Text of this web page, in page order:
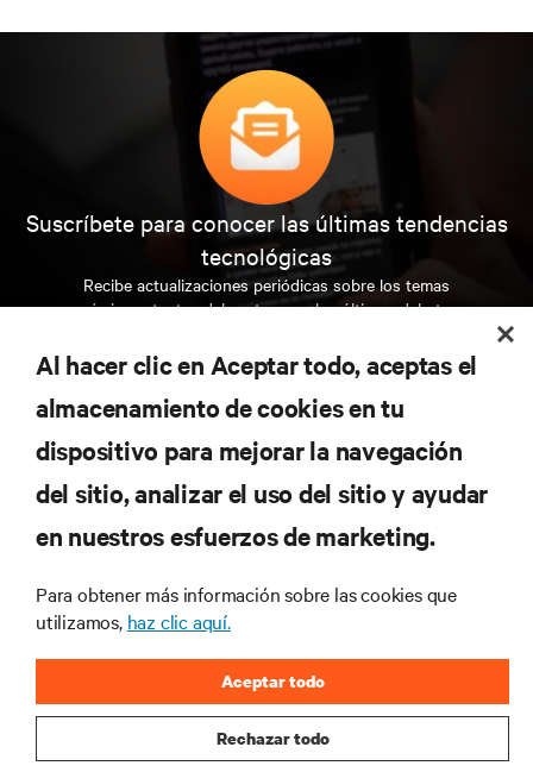
Suscríbete para conocer las últimas tendencias
tecnológicas
Recibe actualizaciones periódicas sobre los temas
más importantes del sector, con los últimos debates
centros de datos y gestión de infraestructuras.
REGÍSTRATE AHORA
RECURSOS
CORPORATIVO
Al hacer clic en Aceptar todo, aceptas el
almacenamiento de cookies en tu
dispositivo para mejorar la navegación
del sitio, analizar el uso del sitio y ayudar
en nuestros esfuerzos de marketing.
Para obtener más información sobre las cookies que
utilizamos, haz clic aquí.
Rechazar todo
Aceptar todo